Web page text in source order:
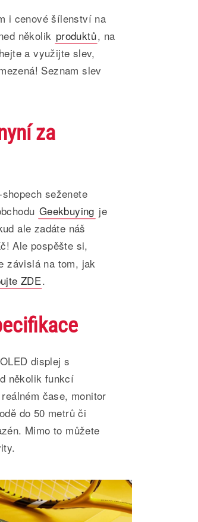
i cenové šílenství na
několik produktů, na
a využijte slev,
Seznam slev
za
seženete
Geekbuying je
ale zadáte náš
Ale pospěšte si,
závislá na tom, jak
ZDE.
displej s
několik funkcí
čase, monitor
do 50 metrů či
Mimo to můžete